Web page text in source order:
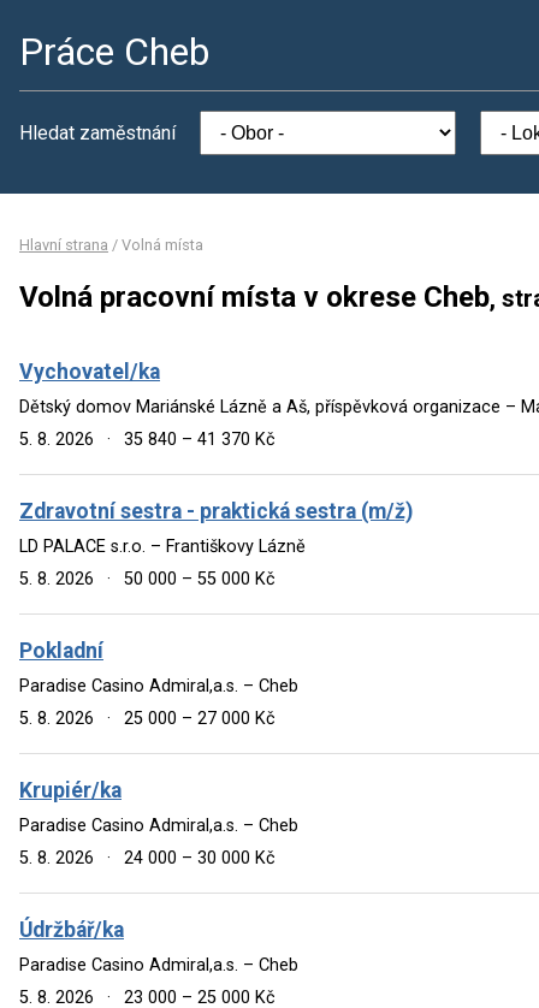
Práce Cheb
Hledat zaměstnání
Hlavní strana / Volná místa
Volná pracovní místa v okrese Cheb,
Vychovatel/ka
Dětský domov Mariánské Lázně a Aš, příspěvková organizace –
5. 8. 2026
· 35 840 – 41 370 Kč
Zdravotní sestra - praktická sestra (m/ž)
LD PALACE s.r.o. – Františkovy Lázně
5. 8. 2026
· 50 000 – 55 000 Kč
Pokladní
Paradise Casino Admiral,a.s. – Cheb
5. 8. 2026
· 25 000 – 27 000 Kč
Krupiér/ka
Paradise Casino Admiral,a.s. – Cheb
5. 8. 2026
· 24 000 – 30 000 Kč
Údržbář/ka
Paradise Casino Admiral,a.s. – Cheb
5. 8. 2026
· 23 000 – 25 000 Kč